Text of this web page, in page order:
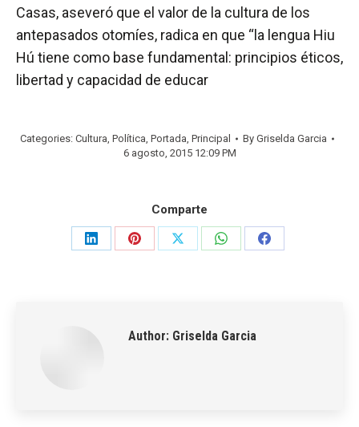
Casas, aseveró que el valor de la cultura de los
antepasados otomíes, radica en que “la lengua Hiu
Hú tiene como base fundamental: principios éticos,
libertad y capacidad de educar
Categories: Cultura, Política, Portada, Principal By Griselda Garcia
6 agosto, 2015 12:09 PM
Comparte
Share
Share
Share
Share
Share
Author: Griselda Garcia